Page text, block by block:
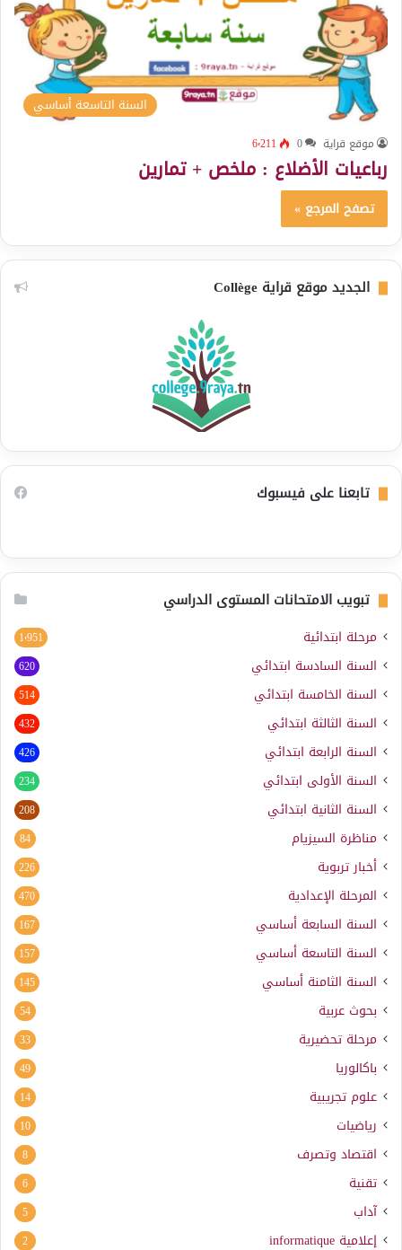
السنة التاسعة أساسي
موقع قراية 0 6٬211
رباعيات الأضلاع : ملخص + تمارين
تصفح المرجع »
الجديد موقع قراية Collège
تابعنا على فيسبوك
تبويب الامتحانات المستوى الدراسي
مرحلة ابتدائية 1٬951
السنة السادسة ابتدائي 620
السنة الخامسة ابتدائي 514
السنة الثالثة ابتدائي 432
السنة الرابعة ابتدائي 426
السنة الأولى ابتدائي 234
السنة الثانية ابتدائي 208
مناظرة السيزيام 84
أخبار تربوية 226
المرحلة الإعدادية 470
السنة السابعة أساسي 167
السنة التاسعة أساسي 157
السنة الثامنة أساسي 145
بحوث عربية 54
مرحلة تحضيرية 33
باكالوريا 49
علوم تجريبية 14
رياضيات 10
اقتصاد وتصرف 8
تقنية 6
آداب 5
إعلامية informatique
2